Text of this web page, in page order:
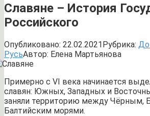
Славяне – История
Российского
Опубликовано: 22.02.2021Рубрика:
РусьАвтор: Елена Мартьянова
Примерно с VI века начинается
славян: Южных, Западных и
заняли территорию между Чёрным,
Балтийским морями.